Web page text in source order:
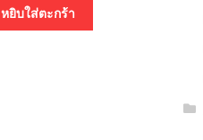
หยิบใส่ตะกร้า